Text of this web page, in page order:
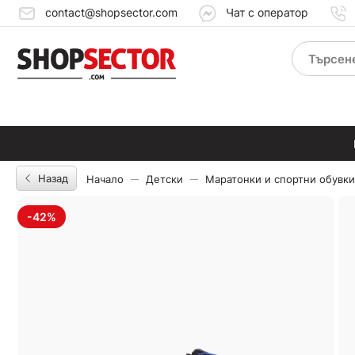
contact@shopsector.com Чат с оператор
Назад Начало Детски Маратонки и спортни обувки
-42%